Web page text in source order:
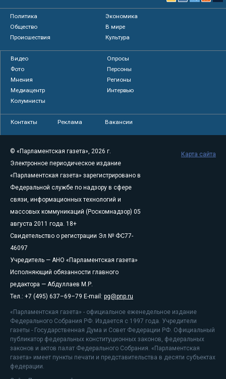
Политика
Экономика
Общество
В мире
Происшествия
Культура
Видео
Опросы
Фото
Персоны
Мнения
Регионы
Медиацентр
Интервью
Колумнисты
Контакты Реклама Вакансии
© «Парламентская газета», 2026 г.
Электронное периодическое издание
«Парламентская газета» зарегистрировано в
Федеральной службе по надзору в сфере
связи, информационных технологий и
массовых коммуникаций (Роскомнадзор) 05
августа 2011 года. 18+
Свидетельство о регистрации Эл № ФС77-
46097
Учредитель — АНО «Парламентская газета»
Исполняющий обязанности главного
редактора — Абдуллаев М.Р.
Тел.: +7 (495) 637–69–79 E-mail: pg@pnp.ru
«Парламентская газета» - официальное еженедельное издание
Федерального Собрания РФ. Издается с 1997 года. Учредители
газеты - Государственная Дума и Совет Федерации РФ. Официальный
публикатор федеральных конституционных законов, федеральных
законов и актов палат Федерального Собрания. «Парламентская
газета» имеет пункты печати и представительства в десяти субъектах
федерации.
Карта сайта